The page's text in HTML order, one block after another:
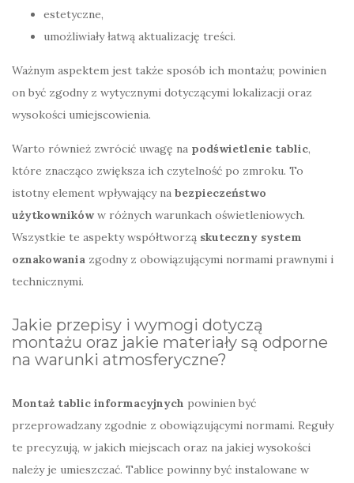
estetyczne,
umożliwiały łatwą aktualizację treści.
Ważnym aspektem jest także sposób ich montażu; powinien
on być zgodny z wytycznymi dotyczącymi lokalizacji oraz
wysokości umiejscowienia.
Warto również zwrócić uwagę na podświetlenie tablic,
które znacząco zwiększa ich czytelność po zmroku. To
istotny element wpływający na bezpieczeństwo
użytkowników w różnych warunkach oświetleniowych.
Wszystkie te aspekty współtworzą skuteczny system
oznakowania zgodny z obowiązującymi normami prawnymi i
technicznymi.
Jakie przepisy i wymogi dotyczą
montażu oraz jakie materiały są odporne
na warunki atmosferyczne?
Montaż tablic informacyjnych powinien być
przeprowadzany zgodnie z obowiązującymi normami. Reguły
te precyzują, w jakich miejscach oraz na jakiej wysokości
należy je umieszczać. Tablice powinny być instalowane w